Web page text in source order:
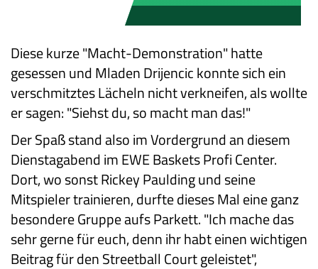
Diese kurze "Macht-Demonstration" hatte
gesessen und Mladen Drijencic konnte sich ein
verschmitztes Lächeln nicht verkneifen, als wollte
er sagen: "Siehst du, so macht man das!"
Der Spaß stand also im Vordergrund an diesem
Dienstagabend im EWE Baskets Profi Center.
Dort, wo sonst Rickey Paulding und seine
Mitspieler trainieren, durfte dieses Mal eine ganz
besondere Gruppe aufs Parkett. "Ich mache das
sehr gerne für euch, denn ihr habt einen wichtigen
Beitrag für den Streetball Court geleistet",